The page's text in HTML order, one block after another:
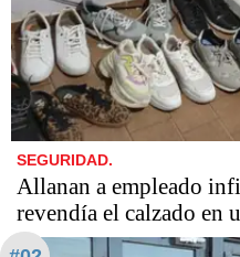
SEGURIDAD.
Allanan a empleado
revendía el calzado en